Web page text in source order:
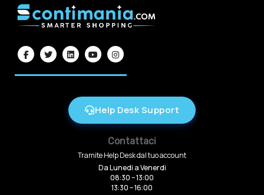
Help Desk Support
Contattaci
Tramite Help Desk dal tuo account
Da Lunedi a Venerdi
08:30 – 13:00
13:30 – 16:00